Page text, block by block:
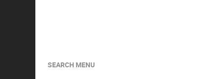
SEARCH MENU